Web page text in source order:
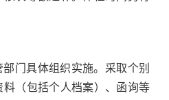
门具体组织实施。采取个别
（包括个人档案）、函询等